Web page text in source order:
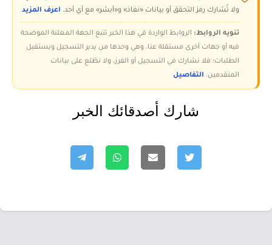
ولا تُشارك رمز التحقق أو بيانات «نفاذ» و«أبشر» مع أي أحد. اعرف المزيد
تنويه الروابط: الروابط الواردة في هذا الخبر تتبع الجهة المعلنة الموضحة
فيه أو جهات أخرى مستقلة عنا، وهي وحدها من يدير التسجيل ويستقبل
الطلبات؛ فلا نشارك في التسجيل أو الفرز، ولا نطّلع على بيانات
المتقدمين. التفاصيل
شارك أصدقائك الخبر